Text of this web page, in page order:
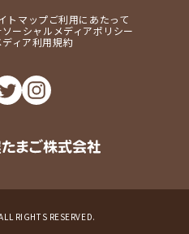
トマップご利用にあたって
ソーシャルメディアポリシー
ィア利用規約
RIGHTS RESERVED.